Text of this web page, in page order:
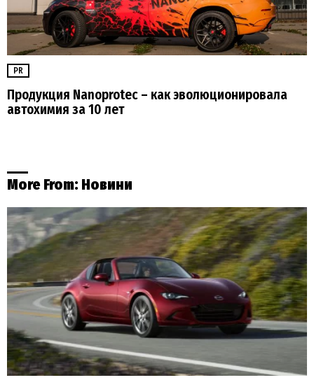
PR
Продукция Nanoprotec – как эволюционировала
автохимия за 10 лет
More From: Новини